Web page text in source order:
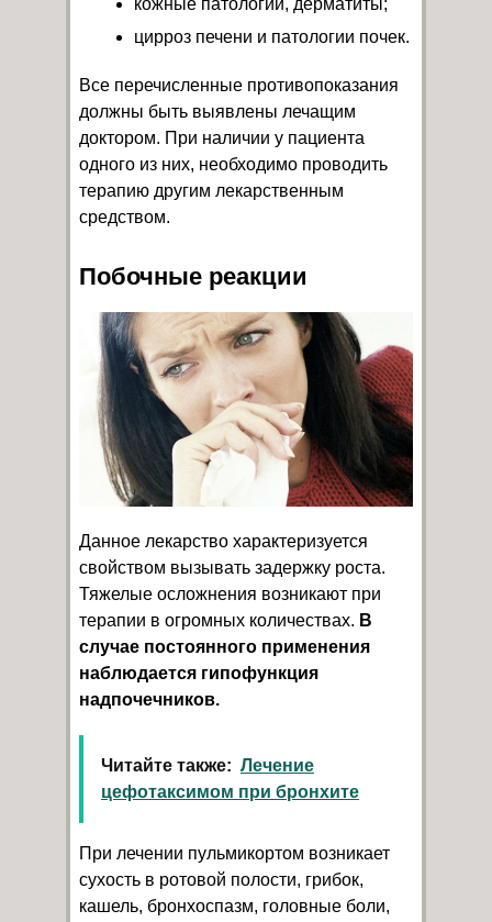
кожные патологии, дерматиты;
цирроз печени и патологии почек.
Все перечисленные противопоказания
должны быть выявлены лечащим
доктором. При наличии у пациента
одного из них, необходимо проводить
терапию другим лекарственным
средством.
Побочные реакции
Данное лекарство характеризуется
свойством вызывать задержку роста.
Тяжелые осложнения возникают при
терапии в огромных количествах. В
случае постоянного применения
наблюдается гипофункция
надпочечников.
Читайте также: Лечение
цефотаксимом при бронхите
При лечении пульмикортом возникает
сухость в ротовой полости, грибок,
кашель, бронхоспазм, головные боли,